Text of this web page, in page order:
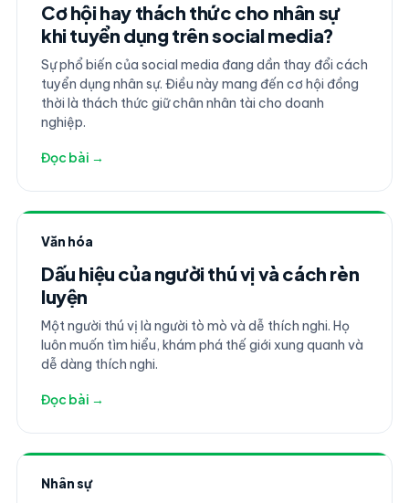
Cơ hội hay thách thức cho nhân sự
khi tuyển dụng trên social media?
Sự phổ biến của social media đang dần thay đổi cách
tuyển dụng nhân sự. Điều này mang đến cơ hội đồng
thời là thách thức giữ chân nhân tài cho doanh
nghiệp.
Đọc bài →
Văn hóa
Dấu hiệu của người thú vị và cách rèn
luyện
Một người thú vị là người tò mò và dễ thích nghi. Họ
luôn muốn tìm hiểu, khám phá thế giới xung quanh và
dễ dàng thích nghi.
Đọc bài →
Nhân sự